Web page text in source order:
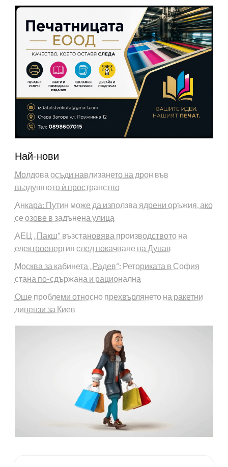
Най-нови
Молдова осъди навлизането на дрон във
въздушното ѝ пространство
Анкара: Путин може да използва ядрени оръжия, ако
се озове в задънена улица
АЕЦ „Пакш“ възстановява производството на
електроенергия след покачване на Дунав
Москва за кабинета „Радев“: Реториката в София
стана по-сдържана и рационална
Още проблеми относно прехвърлянето на ракетни
лицензи за Киев